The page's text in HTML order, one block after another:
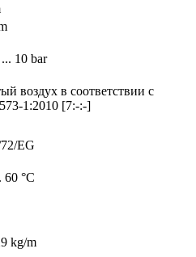
10 bar
воздух в соответствии с
1:2010 [7:-:-]
EG
60 °C
kg/m